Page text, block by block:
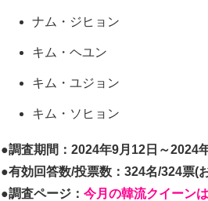
ナム・ジヒョン
キム・ヘユン
キム・ユジョン
キム・ソヒョン
●調査期間：2024年9月12日～2024
●有効回答数/投票数：324名/324票(
●調査ページ：今月の韓流クイーン